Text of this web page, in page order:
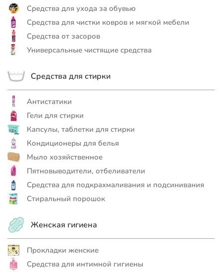
Средства для ухода за обувью
Средства для чистки ковров и мягкой мебели
Средства от засоров
Универсальные чистящие средства
Средства для стирки
Антистатики
Гели для стирки
Капсулы, таблетки для стирки
Кондиционеры для белья
Мыло хозяйственное
Пятновыводители, отбеливатели
Средства для подкрахмаливания и подсинивания
Стиральный порошок
Женская гигиена
Прокладки женские
Средства для интимной гигиены